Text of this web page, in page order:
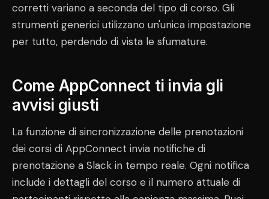
corretti variano a seconda del tipo di corso. Gli
strumenti generici utilizzano un'unica impostazione
per tutto, perdendo di vista le sfumature.
Come AppConnect ti invia gli
avvisi giusti
La funzione di sincronizzazione delle prenotazioni
dei corsi di AppConnect invia notifiche di
prenotazione a Slack in tempo reale. Ogni notifica
include i dettagli del corso e il numero attuale di